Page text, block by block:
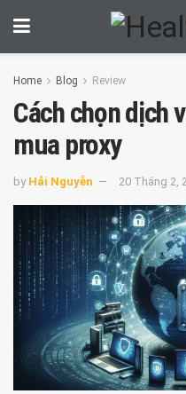
Home Blog Review
Cách chọn dịch
mua proxy
by Hải Nguyễn 20 Tháng 2,